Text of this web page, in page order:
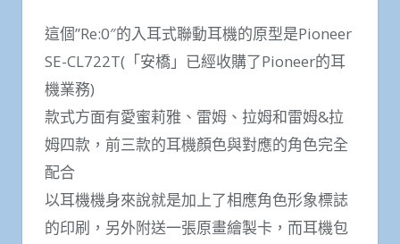
這個”Re:0″的入耳式聯動耳機的原型是Pioneer
SE-CL722T(「安橋」已經收購了Pioneer的耳
機業務)
款式方面有愛蜜莉雅、雷姆、拉姆和雷姆&拉
姆四款，前三款的耳機顏色與對應的角色完全
配合
以耳機機身來說就是加上了相應角色形象標誌
的印刷，另外附送一張原畫繪製卡，而耳機包